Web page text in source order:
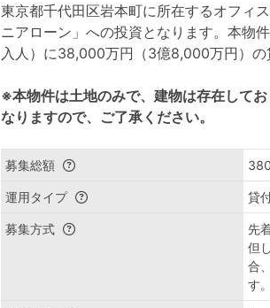
東京都千代田区岩本町に所在するオフィ
ニアローン」への投資となります。本物
入人）に38,000万円（3億8,000万円）の
※本物件は土地のみで、建物は存在して
なりますので、ご了承ください。
募集総額
運用タイプ 貸
募集方式
先
但
合
す